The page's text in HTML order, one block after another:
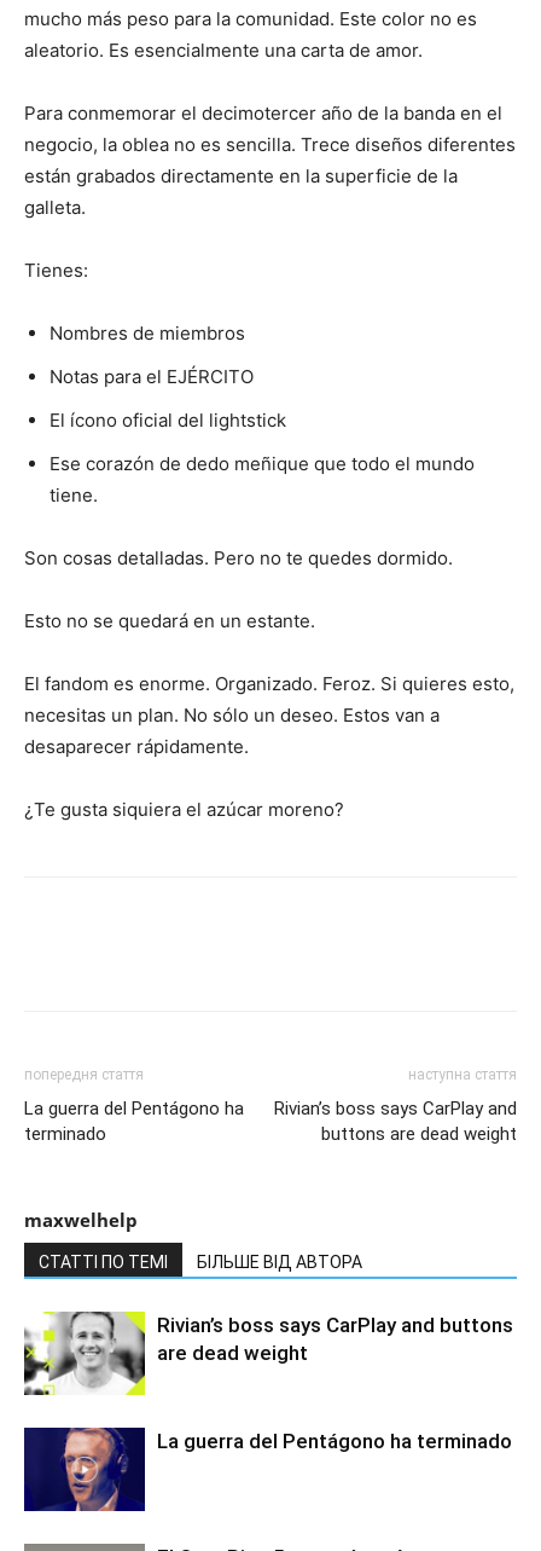
mucho más peso para la comunidad. Este color no es
aleatorio. Es esencialmente una carta de amor.
Para conmemorar el decimotercer año de la banda en el
negocio, la oblea no es sencilla. Trece diseños diferentes
están grabados directamente en la superficie de la
galleta.
Tienes:
Nombres de miembros
Notas para el EJÉRCITO
El ícono oficial del lightstick
Ese corazón de dedo meñique que todo el mundo
tiene.
Son cosas detalladas. Pero no te quedes dormido.
Esto no se quedará en un estante.
El fandom es enorme. Organizado. Feroz. Si quieres esto,
necesitas un plan. No sólo un deseo. Estos van a
desaparecer rápidamente.
¿Te gusta siquiera el azúcar moreno?
попередня стаття
La guerra del Pentágono ha
terminado
наступна стаття
Rivian’s boss says CarPlay and
buttons are dead weight
maxwelhelp
СТАТТІ ПО ТЕМІ БІЛЬШЕ ВІД АВТОРА
Rivian’s boss says CarPlay and buttons
are dead weight
La guerra del Pentágono ha terminado